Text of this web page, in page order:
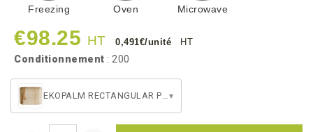
Freezing Oven Microwave
€98.25 HT 0,491€/unité HT
Conditionnement : 200
EKOPALM RECTANGULAR PLATE 170▾